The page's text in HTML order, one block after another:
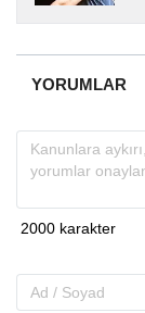
YORUMLAR